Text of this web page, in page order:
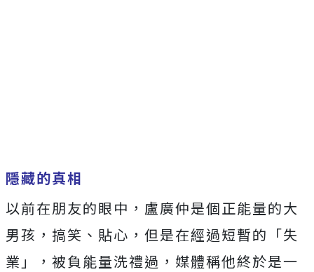
隱藏的真相
以前在朋友的眼中，盧廣仲是個正能量的大
男孩，搞笑、貼心，但是在經過短暫的「失
業」，被負能量洗禮過，媒體稱他終於是一